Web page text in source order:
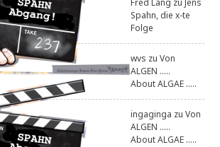
Fred Lang zu Jens
Spahn, die x-te
Folge
wvs zuVon
ALGEN .....
About ALGAE .....
ingaginga zuVon
ALGEN .....
About ALGAE .....